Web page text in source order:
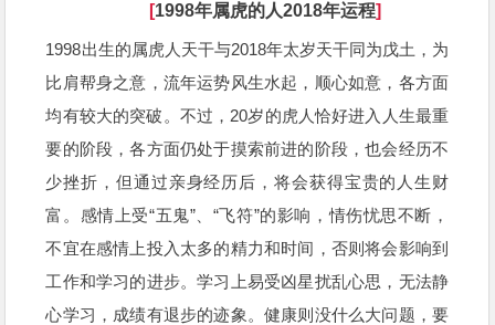
[1998年属虎的人2018年运程]
1998出生的属虎人天干与2018年太岁天干同为戊土，为
比肩帮身之意，流年运势风生水起，顺心如意，各方面
均有较大的突破。不过，20岁的虎人恰好进入人生最重
要的阶段，各方面仍处于摸索前进的阶段，也会经历不
少挫折，但通过亲身经历后，将会获得宝贵的人生财
富。感情上受“五鬼”、“飞符”的影响，情伤忧思不断，
不宜在感情上投入太多的精力和时间，否则将会影响到
工作和学习的进步。学习上易受凶星扰乱心思，无法静
心学习，成绩有退步的迹象。健康则没什么大问题，要